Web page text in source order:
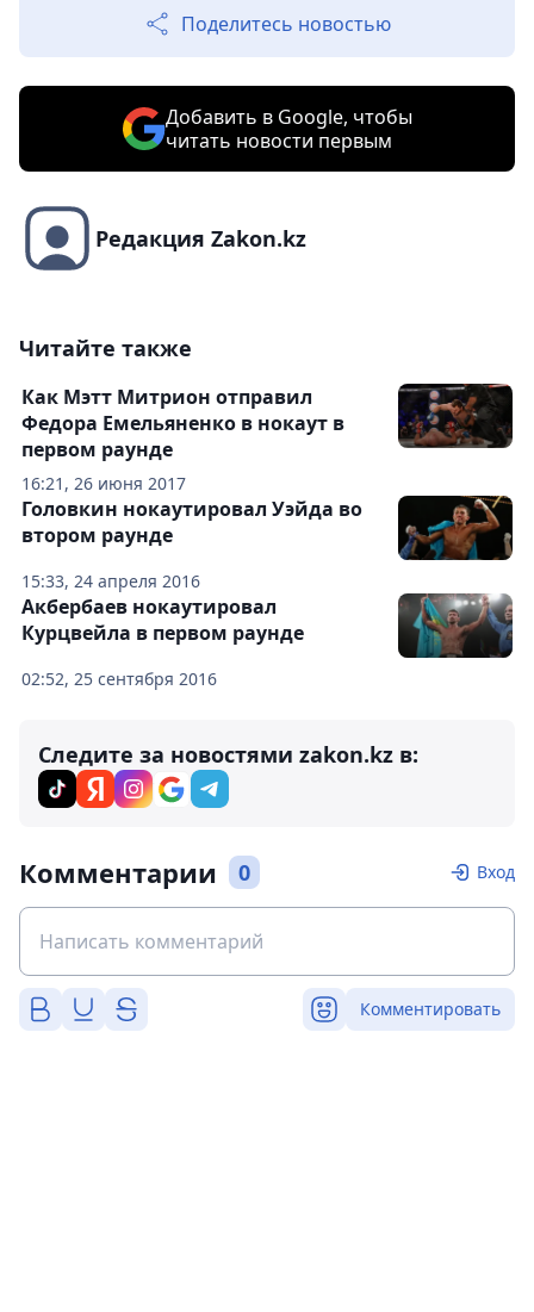
Поделитесь новостью
Добавить в Google, чтобы
читать новости первым
Редакция Zakon.kz
Читайте также
16:21, 26 июня 2017
Как Мэтт Митрион отправил
Федора Емельяненко в нокаут в
первом раунде
15:33, 24 апреля 2016
Головкин нокаутировал Уэйда во
втором раунде
02:52, 25 сентября 2016
Акбербаев нокаутировал
Курцвейла в первом раунде
Следите за новостями zakon.kz в:
Комментарии 0 Вход
Комментировать